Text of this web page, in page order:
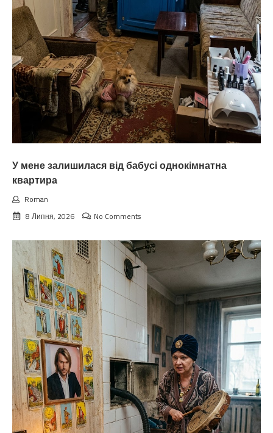
У мене залишилася від бабусі однокімнатна
квартира
Roman
8 Липня, 2026
No Comments